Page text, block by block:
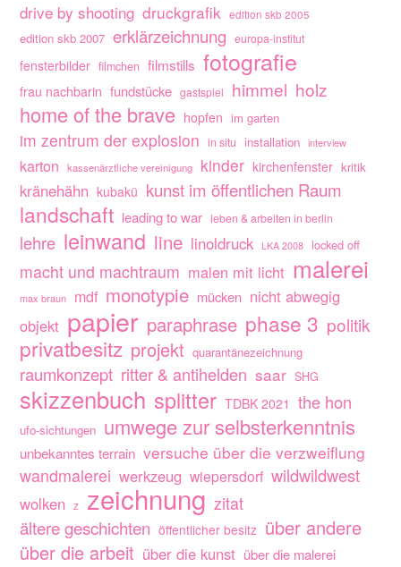
drive by shooting druckgrafik edition skb 2005
edition skb 2007 erklärzeichnung europa-institut
fensterbilder filmchen filmstills fotografie
frau nachbarin fundstücke gastspiel himmel holz
home of the brave hopfen im garten
im zentrum der explosion in situ installation interview
karton kassenärztliche vereinigung kinder kirchenfenster kritik
kränehähn kubakü kunst im öffentlichen Raum
landschaft leading to war leben & arbeiten in berlin
lehre leinwand line linoldruck LKA 2008 locked off
macht und machtraum malen mit licht malerei
max braun mdf monotypie mücken nicht abwegig
objekt papier paraphrase phase 3 politik
privatbesitz projekt quarantänezeichnung
raumkonzept ritter & antihelden saar SHG
skizzenbuch splitter TDBK 2021 the hon
ufo-sichtungen umwege zur selbsterkenntnis
unbekanntes terrain versuche über die verzweiflung
wandmalerei werkzeug wiepersdorf wildwildwest
wolken z zeichnung zitat
ältere geschichten öffentlicher besitz über andere
über die arbeit über die kunst über die malerei